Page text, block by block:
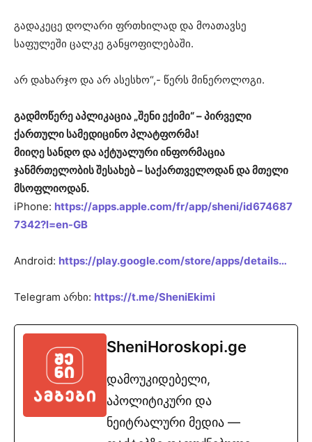
გადაკეცე დოლარი ფრთხილად და მოათავსე
საფულეში ცალკე განყოფილებაში.
არ დახარჯო და არ ასესხო“,- წერს მინეროლოგი.
გადმოწერე აპლიკაცია „შენი ექიმი“ – პირველი
ქართული სამედიცინო პლატფორმა!
მიიღე სანდო და აქტუალური ინფორმაცია
ჯანმრთელობის შესახებ – საქართველოდან და მთელი
მსოფლიოდან.
iPhone: https://apps.apple.com/fr/app/sheni/id674687
7342?l=en-GB
Android: https://play.google.com/store/apps/details…
Telegram არხი: https://t.me/SheniEkimi
SheniHoroskopi.ge
დამოუკიდებელი,
აპოლიტიკური და
ნეიტრალური მედია —